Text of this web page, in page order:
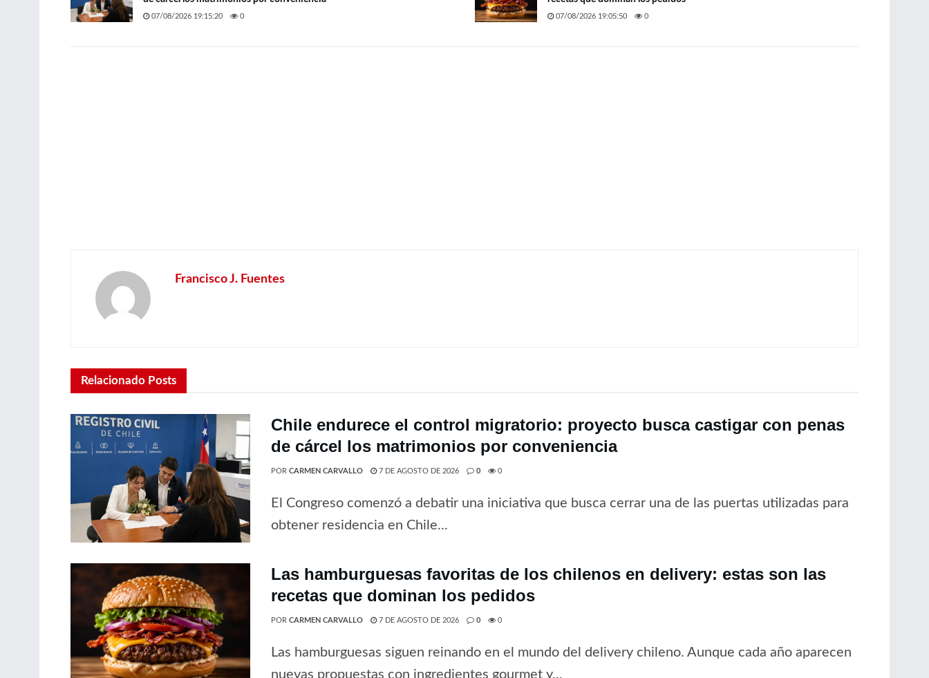
07/08/2026 19:15:20 0 07/08/2026 19:05:50 0
Francisco J. Fuentes
Relacionado Posts
Chile endurece el control migratorio: proyecto busca castigar con penas
de cárcel los matrimonios por conveniencia
POR CARMEN CARVALLO 7 DE AGOSTO DE 2026 0 0
El Congreso comenzó a debatir una iniciativa que busca cerrar una de las puertas utilizadas para
obtener residencia en Chile...
Las hamburguesas favoritas de los chilenos en delivery: estas son las
recetas que dominan los pedidos
POR CARMEN CARVALLO 7 DE AGOSTO DE 2026 0 0
Las hamburguesas siguen reinando en el mundo del delivery chileno. Aunque cada año aparecen
nuevas propuestas con ingredientes gourmet y...